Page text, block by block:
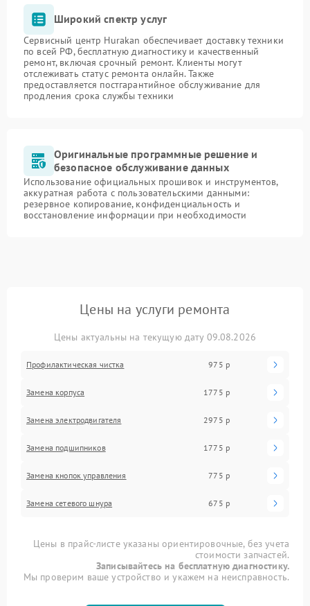
Широкий спектр услуг
Сервисный центр Hurakan обеспечивает доставку техники
по всей РФ, бесплатную диагностику и качественный
ремонт, включая срочный ремонт. Клиенты могут
отслеживать статус ремонта онлайн. Также
предоставляется постгарантийное обслуживание для
продления срока службы техники
Оригинальные программные решение и
безопасное обслуживание данных
Использование официальных прошивок и инструментов,
аккуратная работа с пользовательскими данными:
резервное копирование, конфиденциальность и
восстановление информации при необходимости
Цены на услуги ремонта
Цены актуальны на текущую дату 09.08.2026
Профилактическая чистка 975 р
Замена корпуса 1775 р
Замена электродвигателя 2975 р
Замена подшипников 1775 р
Замена кнопок управления 775 р
Замена сетевого шнура 675 р
Цены в прайс-листе указаны ориентировочные, без учета
стоимости запчастей.
Записывайтесь на бесплатную диагностику.
Мы проверим ваше устройство и укажем на неисправность.